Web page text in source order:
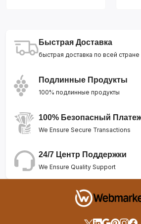
Быстрая Доставка
быстрая доставка по всей стране
Подлинные Продукты
100% подлинные продукты
100% Безопасный
We Ensure Secure Transactions
24/7 Центр Поддержки
We Ensure Quality Support